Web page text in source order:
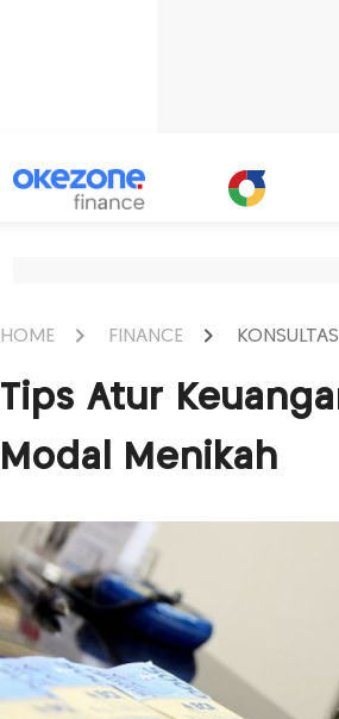
HOME FINANCE
Tips Atur
Modal Menikah